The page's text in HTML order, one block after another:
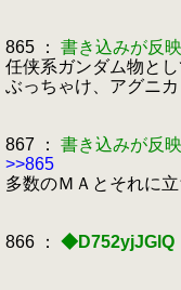
865 ： 書き込みが反
任侠系ガンダム物と
ぶっちゃけ、アグニ
867 ： 書き込みが反
>>865
多数のＭＡとそれに
866 ： ◆D752yjJGlQ